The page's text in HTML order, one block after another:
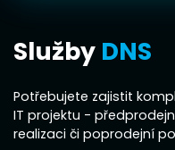
SlužbyDNS
Potřebujete zajistit
IT projektu -
realizaci či poprodejní